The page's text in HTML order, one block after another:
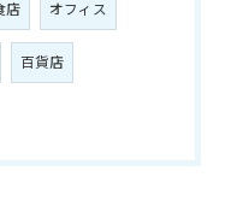
店 オフィス
百貨店